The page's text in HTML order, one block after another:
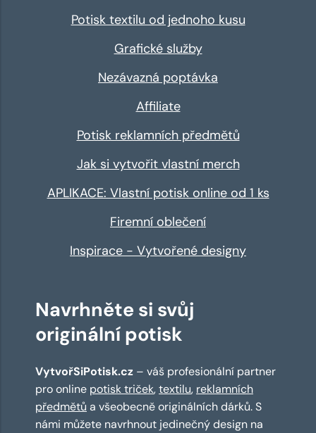
Potisk textilu od jednoho kusu
Grafické služby
Nezávazná poptávka
Affiliate
Potisk reklamních předmětů
Jak si vytvořit vlastní merch
APLIKACE: Vlastní potisk online od 1 ks
Firemní oblečení
Inspirace - Vytvořené designy
Navrhněte si svůj
originální potisk
VytvořSiPotisk.cz – váš profesionální partner
pro online potisk triček,textilu, reklamních
předmětů a všeobecně originálních dárků. S
námi můžete navrhnout jedinečný design na